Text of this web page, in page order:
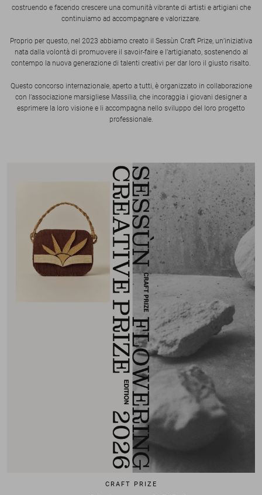
costruendo e facendo crescere una comunità vibrante di artisti e artigiani che
continuiamo ad accompagnare e valorizzare.
Proprio per questo, nel 2023 abbiamo creato il Sessùn Craft Prize, un’iniziativa
nata dalla volontà di promuovere il savoir-faire e l’artigianato, sostenendo al
contempo la nuova generazione di talenti creativi per dar loro il giusto risalto.
Questo concorso internazionale, aperto a tutti, è organizzato in collaborazione
con l’associazione marsigliese Massilia, che incoraggia i giovani designer a
esprimere la loro visione e li accompagna nello sviluppo del loro progetto
professionale.
CRAFT PRIZE